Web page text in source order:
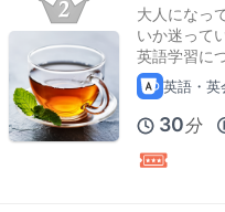
大人になっ
いか迷って
英語学習に
英語・英
30分